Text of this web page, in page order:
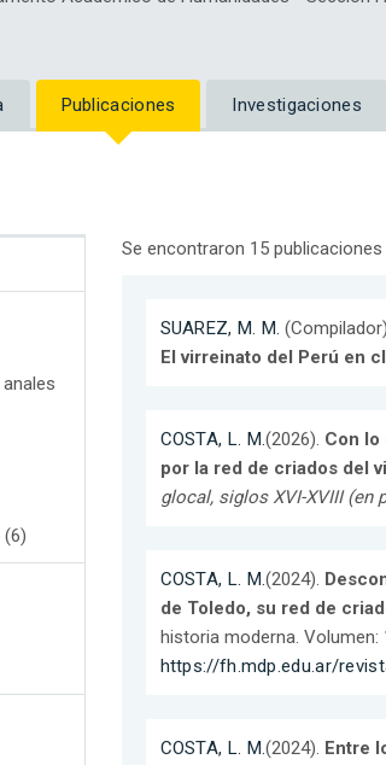
Publicaciones Investigaciones
(6)
Se encontraron 15 publicaciones
SUAREZ, M. M.
El virreinato del Perú en
COSTA, L. M.(2026). Con
por la red de criados del
glocal, siglos XVI-XVIII (en
COSTA, L. M.(2024).
de Toledo, su red de
historia moderna. Volumen:
https://fh.mdp.edu.ar/
COSTA, L. M.(2024). Entre